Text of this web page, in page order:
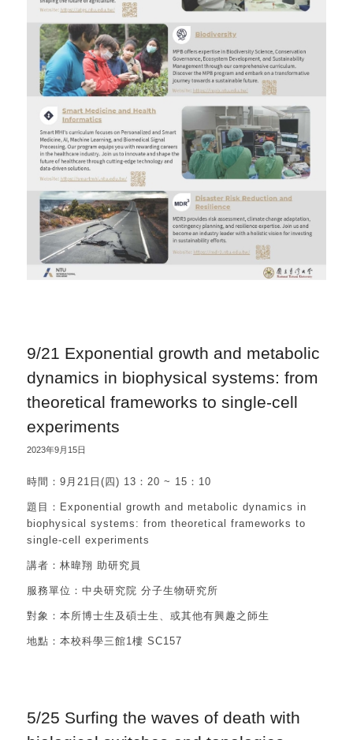
9/21 Exponential growth and metabolic
dynamics in biophysical systems: from
theoretical frameworks to single-cell
experiments
2023年9月15日
時間：9月21日(四) 13：20 ~ 15：10
題目：Exponential growth and metabolic dynamics in
biophysical systems: from theoretical frameworks to
single-cell experiments
講者：林暐翔 助研究員
服務單位：中央研究院 分子生物研究所
對象：本所博士生及碩士生、或其他有興趣之師生
地點：本校科學三館1樓 SC157
5/25 Surfing the waves of death with